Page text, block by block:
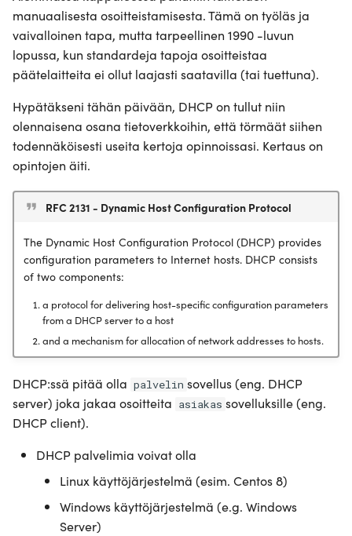
IPv6 osoitteet
Border Gateway Protocol
Koe
Luodaan langatonta
yhteydellisyyttä
Konfiguroi DNS
Tehdään verkosta Dual-
Stack
Tervetuloa Internettiin
manuaalisesta osoitteistamisesta. Tämä on työläs ja
vaivalloinen tapa, mutta tarpeellinen 1990 -luvun
lopussa, kun standardeja tapoja osoitteistaa
päätelaitteita ei ollut laajasti saatavilla (tai tuettuna).
Hypätäkseni tähän päivään, DHCP on tullut niin
olennaisena osana tietoverkkoihin, että törmäät siihen
todennäköisesti useita kertoja opinnoissasi. Kertaus on
opintojen äiti.
RFC 2131 - Dynamic Host Configuration Protocol
The Dynamic Host Configuration Protocol (DHCP) provides
configuration parameters to Internet hosts. DHCP consists
of two components:
a protocol for delivering host-specific configuration parameters
from a DHCP server to a host
and a mechanism for allocation of network addresses to hosts.
DHCP:ssä pitää olla palvelin sovellus (eng. DHCP
server) joka jakaa osoitteita asiakas sovelluksille (eng.
DHCP client).
DHCP palvelimia voivat olla
Linux käyttöjärjestelmä (esim. Centos 8)
Windows käyttöjärjestelmä (e.g. Windows
Server)